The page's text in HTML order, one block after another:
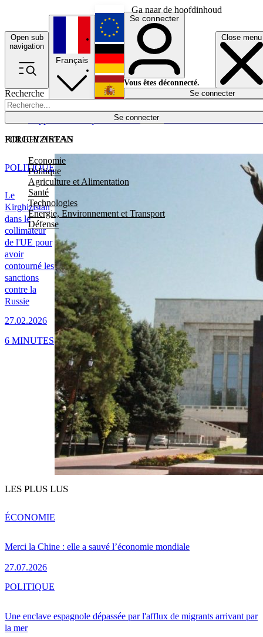
Ga naar de hoofdinhoud
Open sub
navigation
Close menu
Recherche
Se connecter
POLICY AREAS
Economie
Politique
Agriculture et Alimentation
Santé
Technologies
Energie, Environnement et Transport
Défense
Économie
Français
English
Deutsch
Español
Se connecter
Vous êtes déconnecté.
Se connecter
KIRGHIZISTAN
Le
Kirghizistan
dans le
collimateur
de l'UE pour
avoir
contourné les
sanctions
contre la
Russie
27.02.2026
POLITIQUE
6 MINUTES
LES PLUS LUS
Merci la Chine : elle a sauvé l’économie mondiale
27.07.2026
ÉCONOMIE
Une enclave espagnole dépassée par l'afflux de migrants arrivant par
la mer
POLITIQUE